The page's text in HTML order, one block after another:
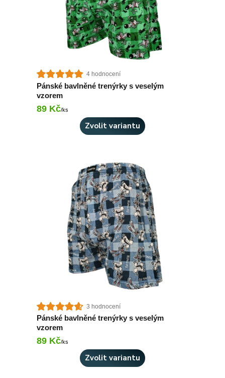
4 hodnocení
Pánské bavlněné trenýrky s veselým
vzorem
89 Kč/ks
Zvolit variantu
3 hodnocení
Pánské bavlněné trenýrky s veselým
vzorem
89 Kč/ks
Zvolit variantu